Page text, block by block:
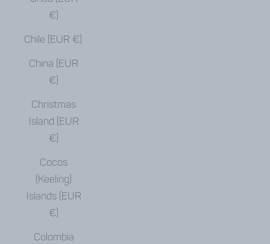
€)
Chile (EUR €)
China (EUR
€)
Christmas
Island (EUR
€)
Cocos
(Keeling)
Islands (EUR
€)
Colombia